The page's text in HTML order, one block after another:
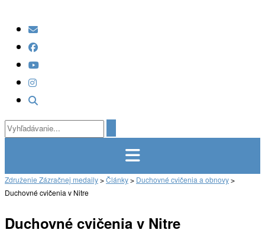
Združenie Zázračnej medaily>Články>Duchovné cvičenia a obnovy>
Duchovné cvičenia v Nitre
Duchovné cvičenia v Nitre